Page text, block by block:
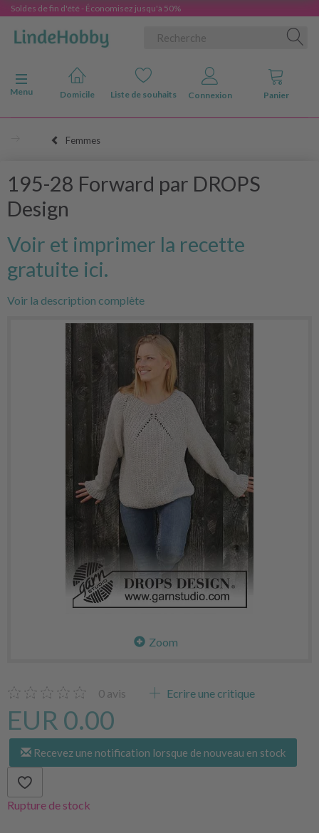
Soldes de fin d'été - Économisez jusqu'à 50%
Basculer la navigation
Menu
Domicile Liste de souhaits Connexion Panier
Femmes
195-28 Forward par DROPS
Design
Voir et imprimer la recette
gratuite ici.
Voir la description complète
Zoom
0 avis Ecrire une critique
EUR 0.00
Recevez une notification lorsque de nouveau en stock
Rupture de stock